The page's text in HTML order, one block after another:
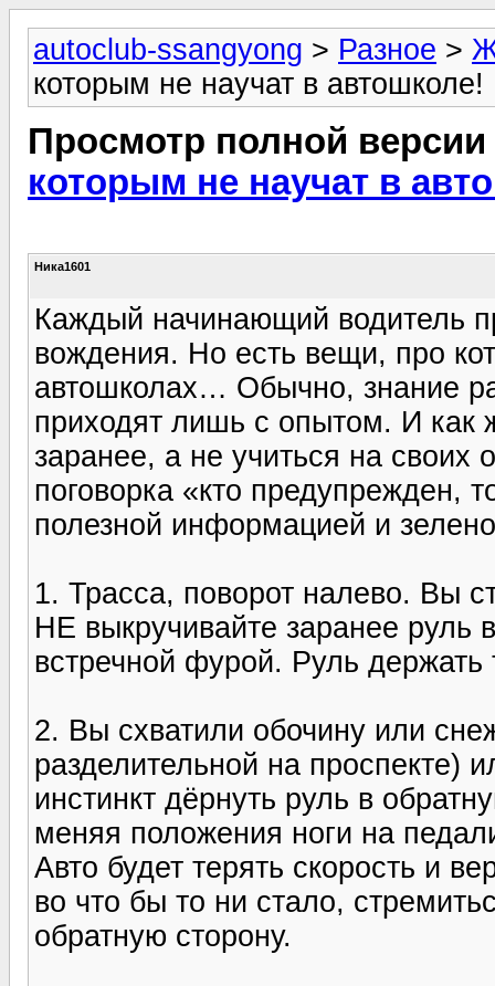
autoclub-ssangyong > Разное >
которым не научат в автошколе!
Просмотр полной
которым не научат в
Ника1601
Каждый начинающий водитель
вождения. Но есть вещи, про
автошколах… Обычно, знание
приходят лишь с опытом. И
заранее, а не учиться на своих
поговорка «кто предупрежден,
полезной информацией и
1. Трасса, поворот налево. Вы
НЕ выкручивайте заранее руль
встречной фурой. Руль держать
2. Вы схватили обочину или
разделительной на проспекте)
инстинкт дёрнуть руль в
меняя положения ноги на
Авто будет терять скорость и
во что бы то ни стало,
обратную сторону.